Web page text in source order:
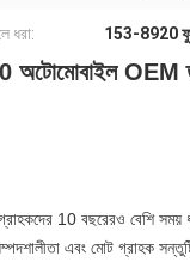
ধরা: 153-8920
OEM
10 বছরেরও বেশি সময়
এবং মোট গ্রাহক